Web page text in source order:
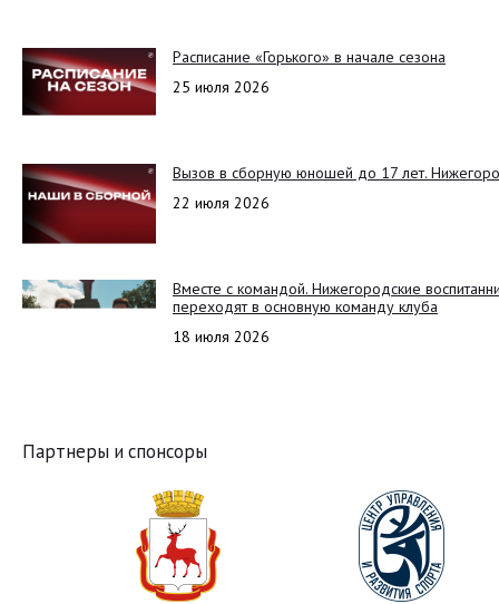
Расписание «Горького» в начале сезона
25 июля 2026
Вызов в сборную юношей до 17 лет.
22 июля 2026
Вместе с командой. Нижегородские
переходят в основную команду клуба
18 июля 2026
Партнеры и спонсоры